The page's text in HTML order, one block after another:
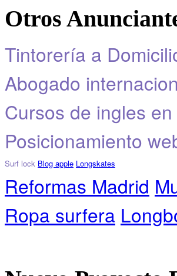
Otros
Tintorería a
Abogado
Cursos de ingles
Posicionamiento
Surf lock Blog apple Longskates
Reformas Madrid
Ropa surfera